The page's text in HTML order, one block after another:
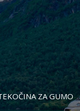
TEKOČINA ZA GUMO